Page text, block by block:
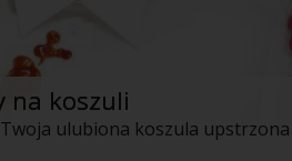
na koszuli